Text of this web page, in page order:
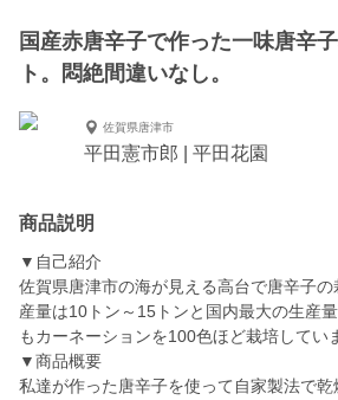
国産赤唐辛子で作った一味唐辛
ト。悶絶間違いなし。
佐賀県唐津市
平田憲市郎 | 平田花園
商品説明
▼自己紹介
佐賀県唐津市の海が見える高台で唐辛子
産量は10トン～15トンと国内最大の生産
もカーネーションを100色ほど栽培してい
▼商品概要
私達が作った唐辛子を使って自家製法で